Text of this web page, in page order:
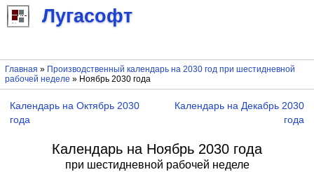
Лугасофт
Главная » Производственный календарь на 2030 год при шестидневной
рабочей неделе » Ноябрь 2030 года
Календарь на Октябрь 2030
года
Календарь на Декабрь 2030
года
Календарь на Ноябрь 2030 года
при шестидневной рабочей неделе